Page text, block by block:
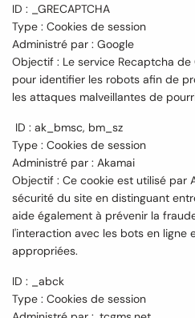
ID : _GRECAPTCHA
Type : Cookies de session
Administré par : Google
Objectif : Le service Recaptcha
pour identifier les robots afin de
les attaques malveillantes de
ID : ak_bmsc, bm_sz
Type : Cookies de session
Administré par : Akamai
Objectif : Ce cookie est utilisé par
sécurité du site en distinguant
aide également à prévenir la
l'interaction avec les bots en ligne
appropriées.
ID : _abck
Type : Cookies de session